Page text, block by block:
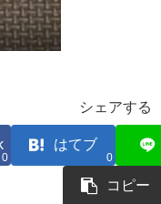
シェアする
0
はてブ
0
コピー